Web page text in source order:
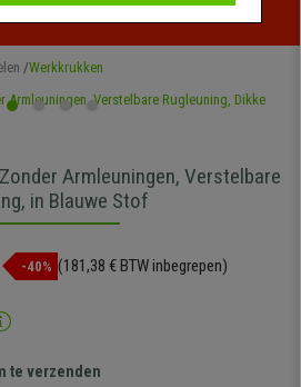
Werkkrukken
Armleuningen, Verstelbare
in Blauwe Stof
-40% (181,38 € BTW inbegrepen)
te verzenden